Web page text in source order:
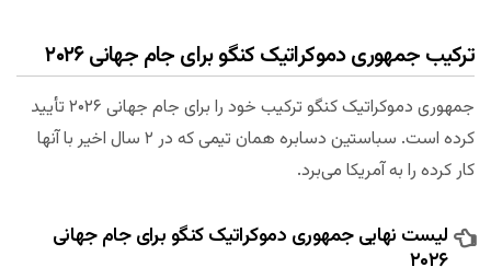
ترکیب جمهوری دموکراتیک کنگو برای جام جهانی ۲۰۲۶
جمهوری دموکراتیک کنگو ترکیب خود را برای جام جهانی ۲۰۲۶ تأیید
کرده است. سباستین دسابره همان تیمی که در ۲ سال اخیر با آنها
کار کرده را به آمریکا می‌برد.
لیست نهایی جمهوری دموکراتیک کنگو برای جام جهانی
۲۰۲۶